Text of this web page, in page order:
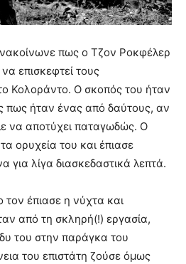
πως ο Τζον Ροκφέλερ
επισκεφτεί τους
Κολοράντο. Ο σκοπός του ήταν
πως ήταν ένας από δαύτους, αν
να αποτύχει παταγωδώς. Ο
ορυχεία του και έπιασε
για λίγα διασκεδαστικά λεπτά.
τον έπιασε η νύχτα και
από τη σκληρή(!) εργασία,
του στην παράγκα του
του επιστάτη ζούσε όμως